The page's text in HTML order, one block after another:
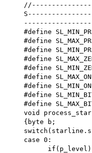
#define
#define
#define
#define
#define
#define
#define
#define
#define
void
{byte b;
case 0:
if(p_level)